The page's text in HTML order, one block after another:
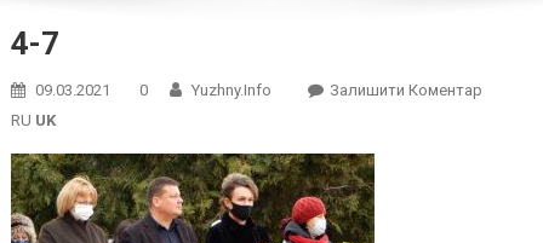
4-7
09.03.2021 0 Yuzhny.info Залишити КоментарOn
RU UK